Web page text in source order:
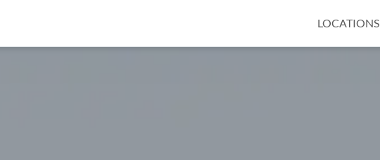
LOCATIONS